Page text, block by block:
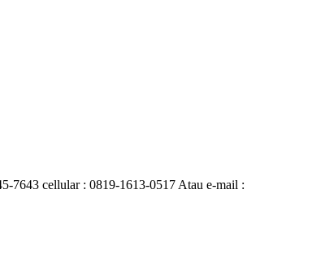
7643 cellular : 0819-1613-0517 Atau e-mail :